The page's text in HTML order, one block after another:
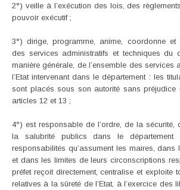
2°) veille à l’exécution des lois, des
pouvoir exécutif ;
3°) dirige, programme, anime, coordonne et
des services administratifs et techniques du
manière générale, de l’ensemble des services
l’Etat intervenant dans le département : les
sont placés sous son autorité sans préjudice
articles 12 et 13 ;
4°) est responsable de l’ordre, de la sécurité,
la salubrité publics dans le département
responsabilités qu’assument les maires, dans
et dans les limites de leurs circonscriptions
préfet reçoit directement, centralise et exploite
relatives à la sûreté de l’Etat, à l’exercice des